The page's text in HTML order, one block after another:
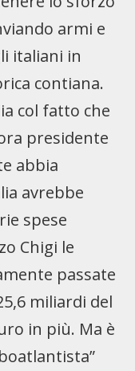
armi e
italiani in
contiana.
col fatto che
presidente
abbia
avrebbe
spese
Chigi le
passate
miliardi del
in più. Ma è